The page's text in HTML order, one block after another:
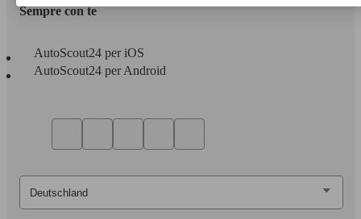
Sempre con te
AutoScout24 per iOS
AutoScout24 per Android